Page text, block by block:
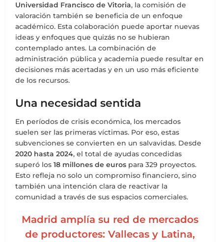
Universidad Francisco de Vitoria, la comisión de
valoración también se beneficia de un enfoque
académico. Esta colaboración puede aportar nuevas
ideas y enfoques que quizás no se hubieran
contemplado antes. La combinación de
administración pública y academia puede resultar en
decisiones más acertadas y en un uso más eficiente
de los recursos.
Una necesidad sentida
En períodos de crisis económica, los mercados
suelen ser las primeras víctimas. Por eso, estas
subvenciones se convierten en un salvavidas. Desde
2020 hasta 2024, el total de ayudas concedidas
superó los18 millones de euros para 329 proyectos.
Esto refleja no solo un compromiso financiero, sino
también una intención clara de reactivar la
comunidad a través de sus espacios comerciales.
Madrid amplía su red de mercados
de productores: Vallecas y Latina,